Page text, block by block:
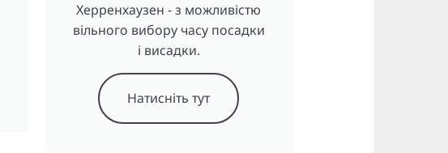
Херренхаузен - з можливістю
вільного вибору часу посадки
і висадки.
Натисніть тут